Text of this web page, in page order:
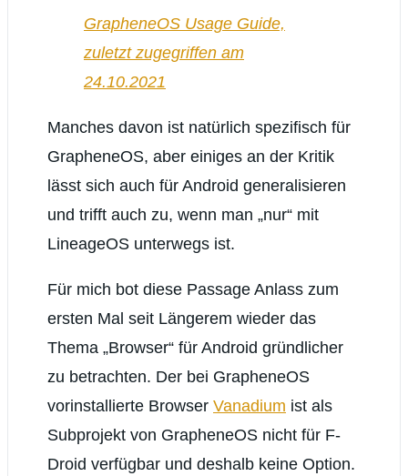
GrapheneOS Usage Guide,
zuletzt zugegriffen am
24.10.2021
Manches davon ist natürlich spezifisch für
GrapheneOS, aber einiges an der Kritik
lässt sich auch für Android generalisieren
und trifft auch zu, wenn man „nur“ mit
LineageOS unterwegs ist.
Für mich bot diese Passage Anlass zum
ersten Mal seit Längerem wieder das
Thema „Browser“ für Android gründlicher
zu betrachten. Der bei GrapheneOS
vorinstallierte Browser Vanadium ist als
Subprojekt von GrapheneOS nicht für F-
Droid verfügbar und deshalb keine Option.